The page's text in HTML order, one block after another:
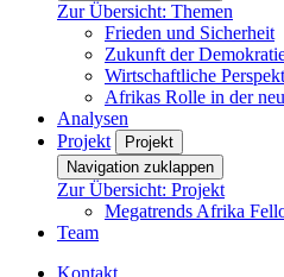
Zur Übersicht: Themen
Frieden und Sicherheit
Zukunft der
Wirtschaftliche
Afrikas Rolle in der
Analysen
Projekt
Projekt
Navigation zuklappen
Zur Übersicht: Projekt
Megatrends Afrika
Team